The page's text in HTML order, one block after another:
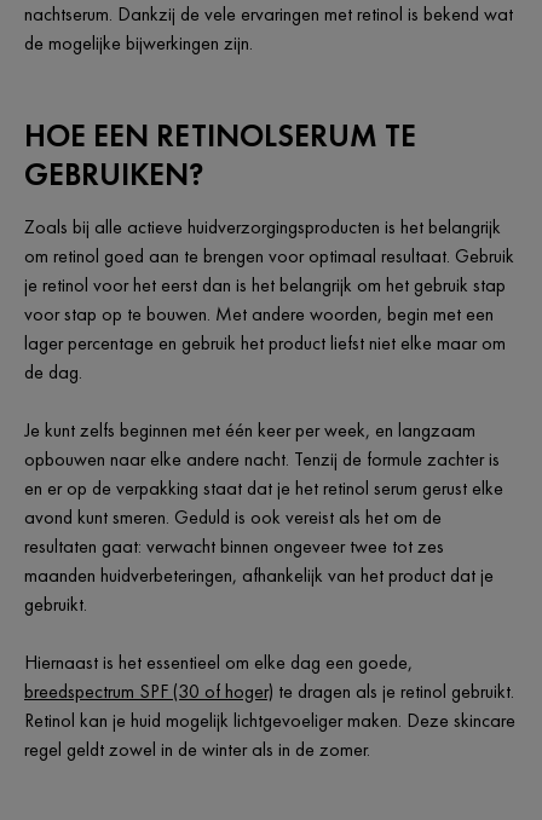
nachtserum. Dankzij de vele ervaringen met retinol is bekend wat
de mogelijke bijwerkingen zijn.
HOE EEN RETINOLSERUM TE
GEBRUIKEN?
Zoals bij alle actieve huidverzorgingsproducten is het belangrijk
om retinol goed aan te brengen voor optimaal resultaat. Gebruik
je retinol voor het eerst dan is het belangrijk om het gebruik stap
voor stap op te bouwen. Met andere woorden, begin met een
lager percentage en gebruik het product liefst niet elke maar om
de dag.
Je kunt zelfs beginnen met één keer per week, en langzaam
opbouwen naar elke andere nacht. Tenzij de formule zachter is
en er op de verpakking staat dat je het retinol serum gerust elke
avond kunt smeren. Geduld is ook vereist als het om de
resultaten gaat: verwacht binnen ongeveer twee tot zes
maanden huidverbeteringen, afhankelijk van het product dat je
gebruikt.
Hiernaast is het essentieel om elke dag een goede,
breedspectrum SPF (30 of hoger) te dragen als je retinol gebruikt.
Retinol kan je huid mogelijk lichtgevoeliger maken. Deze skincare
regel geldt zowel in de winter als in de zomer.